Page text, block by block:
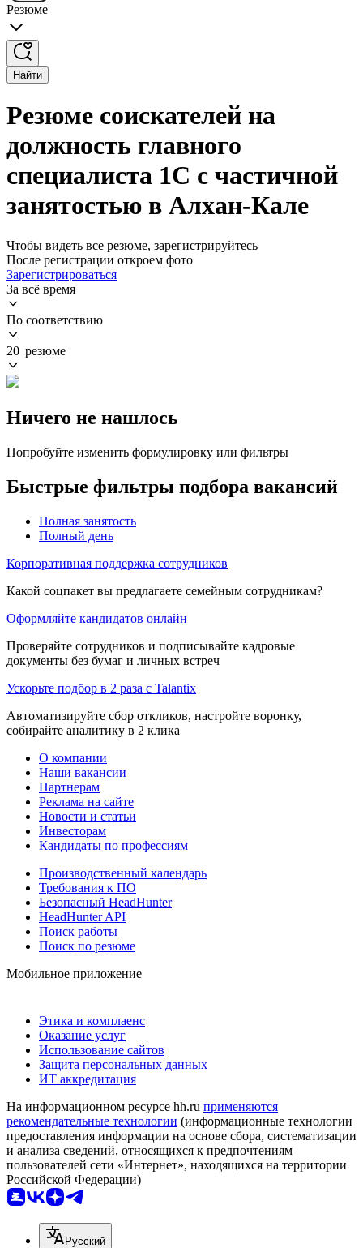
Резюме
Найти
Резюме соискателей на
должность главного
специалиста 1С с частичной
занятостью в Алхан-Кале
Чтобы видеть все резюме, зарегистрируйтесь
После регистрации откроем фото
Зарегистрироваться
За всё время
По соответствию
20 резюме
Ничего не нашлось
Попробуйте изменить формулировку или фильтры
Быстрые фильтры подбора вакансий
Полная занятость
Полный день
Корпоративная поддержка сотрудников
Какой соцпакет вы предлагаете семейным сотрудникам?
Оформляйте кандидатов онлайн
Проверяйте сотрудников и подписывайте кадровые
документы без бумаг и личных встреч
Ускорьте подбор в 2 раза с Talantix
Автоматизируйте сбор откликов, настройте воронку,
собирайте аналитику в 2 клика
О компании
Наши вакансии
Партнерам
Реклама на сайте
Новости и статьи
Инвесторам
Кандидаты по профессиям
Производственный календарь
Требования к ПО
Безопасный HeadHunter
HeadHunter API
Поиск работы
Поиск по резюме
Мобильное приложение
Этика и комплаенс
Оказание услуг
Использование сайтов
Защита персональных данных
ИТ аккредитация
На информационном ресурсе hh.ru применяются
рекомендательные технологии (информационные технологии
предоставления информации на основе сбора, систематизации
и анализа сведений, относящихся к предпочтениям
пользователей сети «Интернет», находящихся на территории
Российской Федерации)
Русский